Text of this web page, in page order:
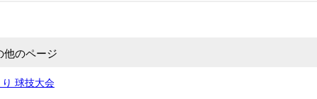
他のページ
球技大会